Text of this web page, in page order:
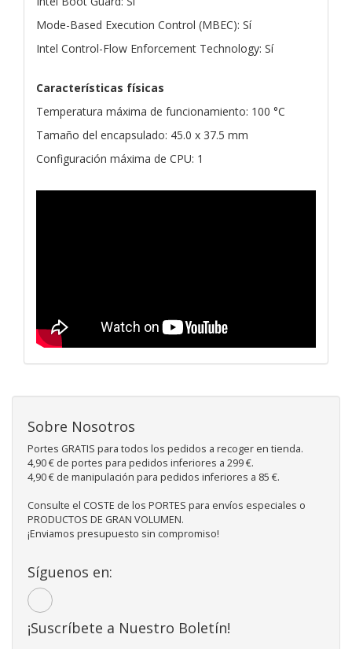
Mode-Based Execution Control (MBEC): Sí
Intel Control-Flow Enforcement Technology: Sí
Características físicas
Temperatura máxima de funcionamiento: 100 °C
Tamaño del encapsulado: 45.0 x 37.5 mm
Configuración máxima de CPU: 1
Sobre Nosotros
Portes GRATIS para todos los pedidos a recoger en tienda.
4,90 € de portes para pedidos inferiores a 299 €.
4,90 € de manipulación para pedidos inferiores a 85 €.
Consulte el COSTE de los PORTES para envíos especiales o
PRODUCTOS DE GRAN VOLUMEN.
¡Enviamos presupuesto sin compromiso!
Síguenos en:
¡Suscríbete a Nuestro Boletín!